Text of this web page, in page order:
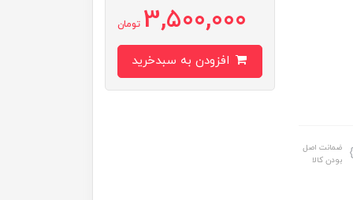
ضمانت اصل
بودن کالا
3,500,000 تومان